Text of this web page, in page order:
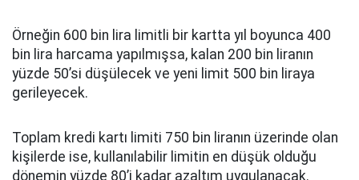
Örneğin 600 bin lira limitli bir kartta yıl boyunca 400
bin lira harcama yapılmışsa, kalan 200 bin liranın
yüzde 50’si düşülecek ve yeni limit 500 bin liraya
gerileyecek.
Toplam kredi kartı limiti 750 bin liranın üzerinde olan
kişilerde ise, kullanılabilir limitin en düşük olduğu
dönemin yüzde 80’i kadar azaltım uygulanacak.